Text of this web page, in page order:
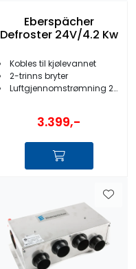
Eberspächer
Defroster 24V/4.2 Kw
Kobles til kjølevannet
2-trinns bryter
Luftgjennomstrømning 200 m3/t
3.399,-